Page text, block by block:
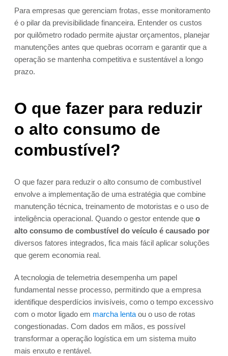
Para empresas que gerenciam frotas, esse monitoramento
é o pilar da previsibilidade financeira. Entender os custos
por quilômetro rodado permite ajustar orçamentos, planejar
manutenções antes que quebras ocorram e garantir que a
operação se mantenha competitiva e sustentável a longo
prazo.
O que fazer para reduzir
o alto consumo de
combustível?
O que fazer para reduzir o alto consumo de combustível
envolve a implementação de uma estratégia que combine
manutenção técnica, treinamento de motoristas e o uso de
inteligência operacional. Quando o gestor entende que o
alto consumo de combustível do veículo é causado por
diversos fatores integrados, fica mais fácil aplicar soluções
que gerem economia real.
A tecnologia de telemetria desempenha um papel
fundamental nesse processo, permitindo que a empresa
identifique desperdícios invisíveis, como o tempo excessivo
com o motor ligado em marcha lenta ou o uso de rotas
congestionadas. Com dados em mãos, es possível
transformar a operação logística em um sistema muito
mais enxuto e rentável.